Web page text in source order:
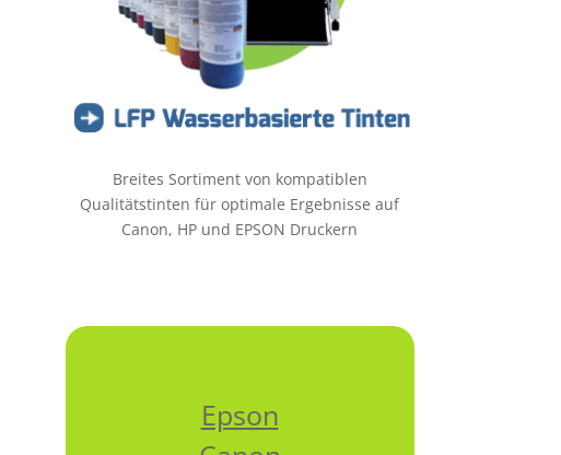
Breites Sortiment von kompatiblen
Qualitätstinten für optimale Ergebnisse auf
Canon, HP und EPSON Druckern
Epson